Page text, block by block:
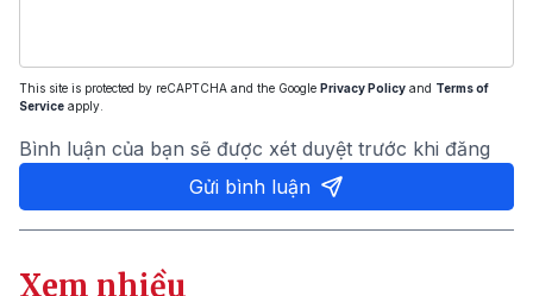
This site is protected by reCAPTCHA and the Google Privacy Policy and Terms of
Service apply.
Bình luận của bạn sẽ được xét duyệt trước khi đăng
Gửi bình luận
Xem nhiều